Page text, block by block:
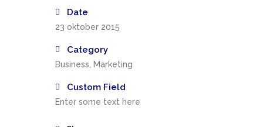
Date
23 oktober 2015
Category
Business, Marketing
Custom Field
Enter some text here